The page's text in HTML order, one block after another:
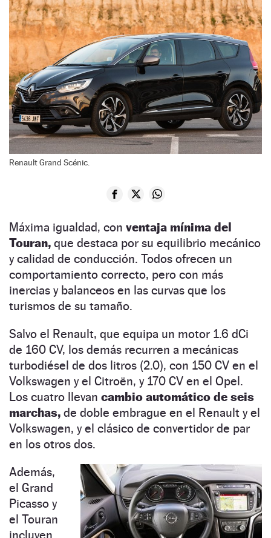
Renault Grand Scénic.
Máxima igualdad, con ventaja mínima del
Touran, que destaca por su equilibrio mecánico
y calidad de conducción. Todos ofrecen un
comportamiento correcto, pero con más
inercias y balanceos en las curvas que los
turismos de su tamaño.
Salvo el Renault, que equipa un motor 1.6 dCi
de 160 CV, los demás recurren a mecánicas
turbodiésel de dos litros (2.0), con 150 CV en el
Volkswagen y el Citroën, y 170 CV en el Opel.
Los cuatro llevan cambio automático de seis
marchas, de doble embrague en el Renault y el
Volkswagen, y el clásico de convertidor de par
en los otros dos.
Además,
el Grand
Picasso y
el Touran
incluyen